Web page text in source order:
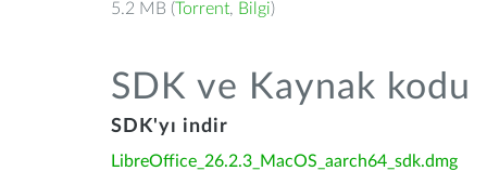
5.2 MB (Torrent, Bilgi)
SDK ve Kaynak kodu
SDK'yı indir
LibreOffice_26.2.3_MacOS_aarch64_sdk.dmg